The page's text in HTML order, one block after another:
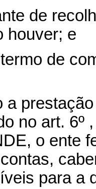
de
houver; e
de
a
no art. 6º
o ente
para a